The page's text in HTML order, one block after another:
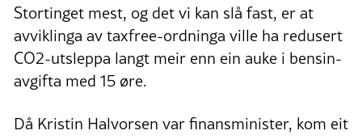
Stortinget mest, og det vi kan slå fast, er at
avviklinga av taxfree-ordninga ville ha redusert
CO2-utsleppa langt meir enn ein auke i bensin­
avgifta med 15 øre.
Då Kristin Halvorsen var finansminister, kom eit